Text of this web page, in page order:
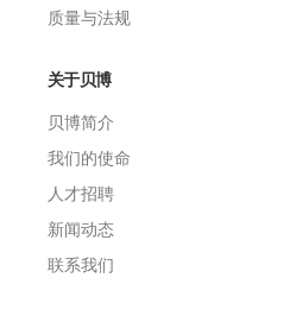
质量与法规
关于贝博
贝博简介
我们的使命
人才招聘
新闻动态
联系我们